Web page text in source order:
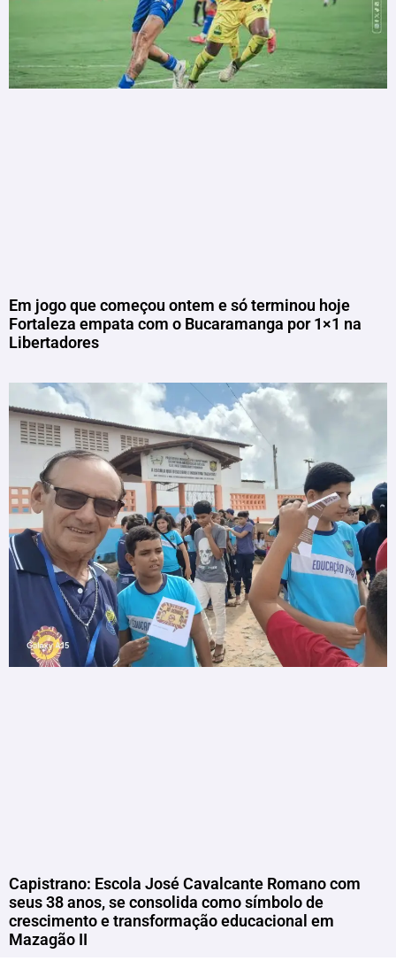
Em jogo que começou ontem e só terminou hoje
Fortaleza empata com o Bucaramanga por 1×1 na
Libertadores
Capistrano: Escola José Cavalcante Romano com
seus 38 anos, se consolida como símbolo de
crescimento e transformação educacional em
Mazagão II